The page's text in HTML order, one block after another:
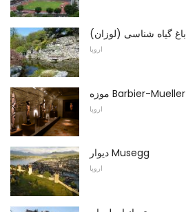
باغ گیاه شناسی (لوزان)
اروپا
موزه Barbier-Mueller
اروپا
دیوار Musegg
اروپا